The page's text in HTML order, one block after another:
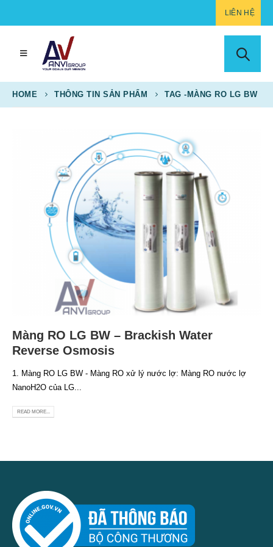
LIÊN HỆ
HOME THÔNG TIN SẢN PHẨM TAG - MÀNG RO LG BW
Màng RO LG BW – Brackish Water
Reverse Osmosis
1. Màng RO LG BW - Màng RO xử lý nước lợ: Màng RO nước lợ
NanoH2O của LG...
READ MORE...